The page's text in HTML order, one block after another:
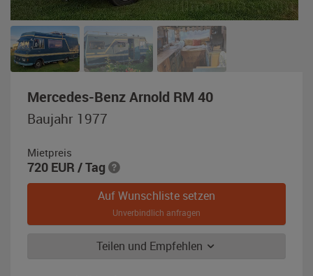
Mercedes-Benz Arnold RM 40,
Baujahr 1977
Mietpreis
720 EUR / Tag
Auf Wunschliste setzen
Unverbindlich anfragen
Teilen und Empfehlen